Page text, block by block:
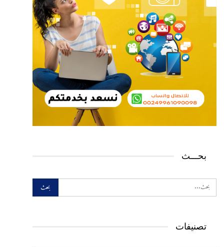
بحـــث
تصنيفات